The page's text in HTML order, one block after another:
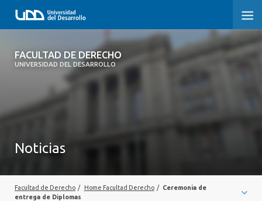
FACULTAD DE DERECHO
UNIVERSIDAD DEL DESARROLLO
FACULTAD DE DERECHO
SOBRE LA FACULTAD
PROFESORES
Noticias
Facultad de Derecho / Home Facultad Derecho / Ceremonia de
entrega de Diplomas